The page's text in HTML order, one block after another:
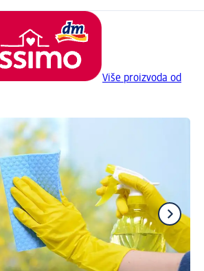
Više proizvoda od